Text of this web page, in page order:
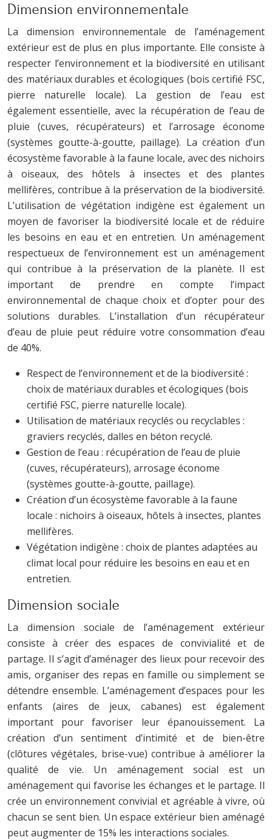
Dimension environnementale
La dimension environnementale de l’aménagement
extérieur est de plus en plus importante. Elle consiste à
respecter l’environnement et la biodiversité en utilisant
des matériaux durables et écologiques (bois certifié FSC,
pierre naturelle locale). La gestion de l’eau est
également essentielle, avec la récupération de l’eau de
pluie (cuves, récupérateurs) et l’arrosage économe
(systèmes goutte-à-goutte, paillage). La création d’un
écosystème favorable à la faune locale, avec des nichoirs
à oiseaux, des hôtels à insectes et des plantes
mellifères, contribue à la préservation de la biodiversité.
L’utilisation de végétation indigène est également un
moyen de favoriser la biodiversité locale et de réduire
les besoins en eau et en entretien. Un aménagement
respectueux de l’environnement est un aménagement
qui contribue à la préservation de la planète. Il est
important de prendre en compte l’impact
environnemental de chaque choix et d’opter pour des
solutions durables. L’installation d’un récupérateur
d’eau de pluie peut réduire votre consommation d’eau
de 40%.
Respect de l’environnement et de la biodiversité :
choix de matériaux durables et écologiques (bois
certifié FSC, pierre naturelle locale).
Utilisation de matériaux recyclés ou recyclables :
graviers recyclés, dalles en béton recyclé.
Gestion de l’eau : récupération de l’eau de pluie
(cuves, récupérateurs), arrosage économe
(systèmes goutte-à-goutte, paillage).
Création d’un écosystème favorable à la faune
locale : nichoirs à oiseaux, hôtels à insectes, plantes
mellifères.
Végétation indigène : choix de plantes adaptées au
climat local pour réduire les besoins en eau et en
entretien.
Dimension sociale
La dimension sociale de l’aménagement extérieur
consiste à créer des espaces de convivialité et de
partage. Il s’agit d’aménager des lieux pour recevoir des
amis, organiser des repas en famille ou simplement se
détendre ensemble. L’aménagement d’espaces pour les
enfants (aires de jeux, cabanes) est également
important pour favoriser leur épanouissement. La
création d’un sentiment d’intimité et de bien-être
(clôtures végétales, brise-vue) contribue à améliorer la
qualité de vie. Un aménagement social est un
aménagement qui favorise les échanges et le partage. Il
crée un environnement convivial et agréable à vivre, où
chacun se sent bien. Un espace extérieur bien aménagé
peut augmenter de 15% les interactions sociales.